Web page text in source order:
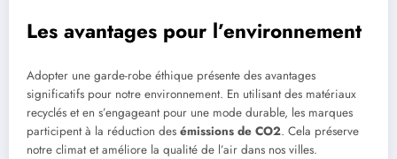
Les avantages pour l’environnement
Adopter une garde-robe éthique présente des avantages
significatifs pour notre environnement. En utilisant des matériaux
recyclés et en s’engageant pour une mode durable, les marques
participent à la réduction des émissions de CO2. Cela préserve
notre climat et améliore la qualité de l’air dans nos villes.